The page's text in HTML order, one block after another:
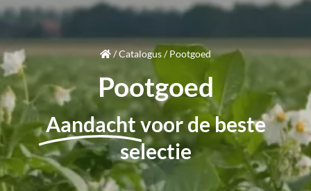
/Catalogus/Pootgoed
Pootgoed
Aandachtvoor de beste
selectie